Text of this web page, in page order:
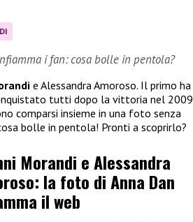
i fan: cosa bolle in pentola?
e Alessandra Amoroso. Il primo ha
tutti dopo la vittoria nel 2009
comparsi insieme in una foto senza
bolle in pentola! Pronti a scoprirlo?
Morandi e Alessandra
la foto di Anna Dan
il web